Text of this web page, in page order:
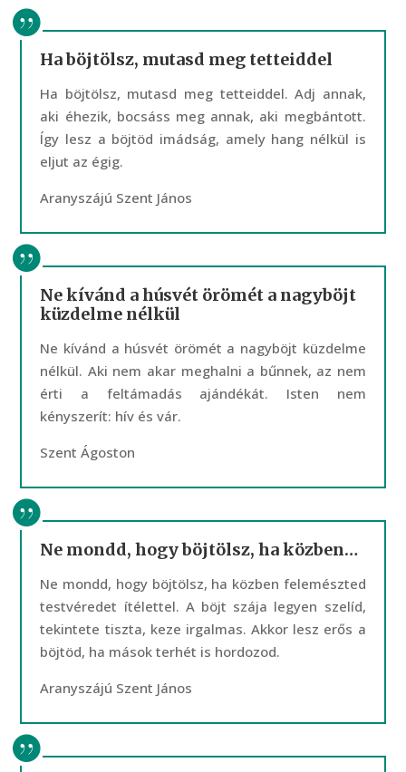
Ha böjtölsz, mutasd meg tetteiddel
Ha böjtölsz, mutasd meg tetteiddel. Adj annak,
aki éhezik, bocsáss meg annak, aki megbántott.
Így lesz a böjtöd imádság, amely hang nélkül is
eljut az égig.
Aranyszájú Szent János
Ne kívánd a húsvét örömét a nagyböjt
küzdelme nélkül
Ne kívánd a húsvét örömét a nagyböjt küzdelme
nélkül. Aki nem akar meghalni a bűnnek, az nem
érti a feltámadás ajándékát. Isten nem
kényszerít: hív és vár.
Szent Ágoston
Ne mondd, hogy böjtölsz, ha közben…
Ne mondd, hogy böjtölsz, ha közben felemészted
testvéredet ítélettel. A böjt szája legyen szelíd,
tekintete tiszta, keze irgalmas. Akkor lesz erős a
böjtöd, ha mások terhét is hordozod.
Aranyszájú Szent János